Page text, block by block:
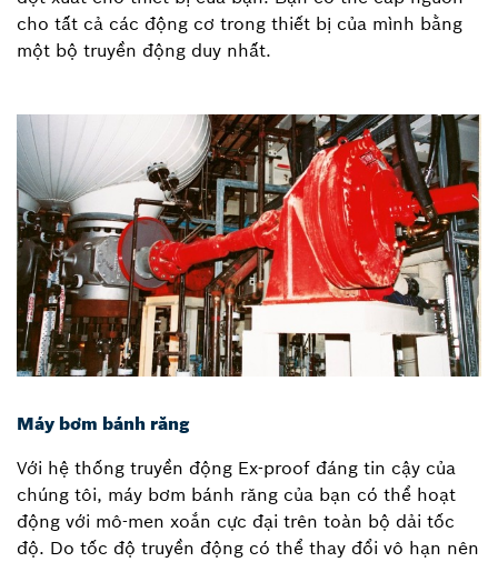
cho tất cả các động cơ trong thiết bị của mình bằng
một bộ truyền động duy nhất.
Máy bơm bánh răng
Với hệ thống truyền động Ex-proof đáng tin cậy của
chúng tôi, máy bơm bánh răng của bạn có thể hoạt
động với mô-men xoắn cực đại trên toàn bộ dải tốc
độ. Do tốc độ truyền động có thể thay đổi vô hạn nên